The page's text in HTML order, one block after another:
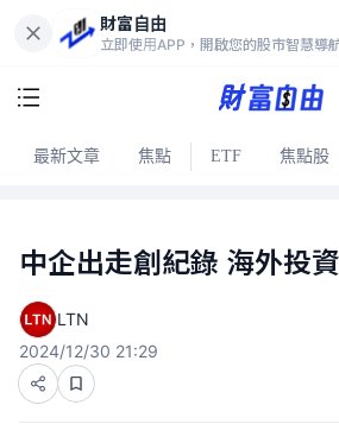
財富自由
立即使用APP，開啟您的股市智慧導
最新文章 焦點 ETF 焦點股
中企出走創紀錄 海外投
LTN
2024/12/30 21:29